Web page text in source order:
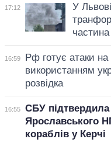
17:12
У
16:59
Рф готує атаки на
використанням
розвідка
16:55
СБУ
Ярославського
кораблів у Керчі